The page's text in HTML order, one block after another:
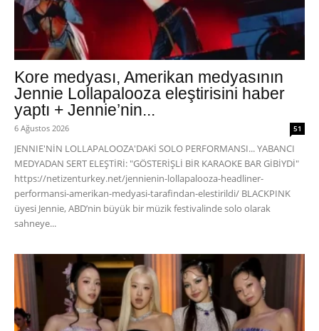
Kore medyası, Amerikan medyasının
Jennie Lollapalooza eleştirisini haber
yaptı + Jennie’nin...
6 Ağustos 2026 51
JENNIE'NİN LOLLAPALOOZA'DAKİ SOLO PERFORMANSI... YABANCI
MEDYADAN SERT ELEŞTİRİ: "GÖSTERİŞLİ BİR KARAOKE BAR GİBİYDİ"
https://netizenturkey.net/jennienin-lollapalooza-headliner-
performansi-amerikan-medyasi-tarafindan-elestirildi/ BLACKPINK
üyesi Jennie, ABD’nin büyük bir müzik festivalinde solo olarak
sahneye...